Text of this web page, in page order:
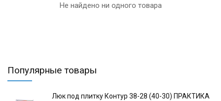
Не найдено ни одного товара
Популярные товары
Люк под плитку Контур 38-28 (40-30) ПРАКТИКА